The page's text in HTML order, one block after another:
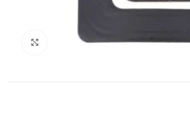
Klik om te vergroten